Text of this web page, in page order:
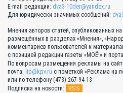
E-mail редакции: dva3-10der@yandex.ru
Для юридически значимых сообщений:
Мнения авторов статей, опубликованных
размещённых в разделах «Мнения»,
комментариев пользователей к
с позицией редакции газеты «МОЁ!» и
По вопросам размещения рекламы на
почта: lip@kpv.ru с пометкой «Реклама на
или по телефону (473) 267-94-13
Подписка на новости:
RSS